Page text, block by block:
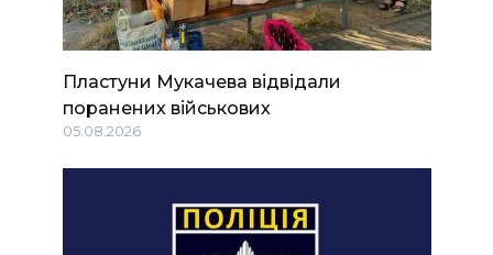
Пластуни Мукачева відвідали
поранених військових
05.08.2026